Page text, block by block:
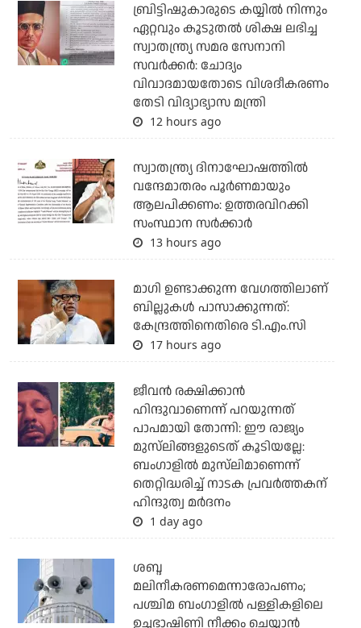
ബ്രിട്ടിഷുകാരുടെ കയ്യില്‍ നിന്നും
ഏറ്റവും കൂടുതല്‍ ശിക്ഷ ലഭിച്ച
സ്വാതന്ത്ര്യ സമര സേനാനി
സവര്‍ക്കര്‍: ചോദ്യം
വിവാദമായതോടെ വിശദീകരണം
തേടി വിദ്യാഭ്യാസ മന്ത്രി
12 hours ago
സ്വാതന്ത്ര്യ ദിനാഘോഷത്തില്‍
വന്ദേമാതരം പൂര്‍ണമായും
ആലപിക്കണം: ഉത്തരവിറക്കി
സംസ്ഥാന സര്‍ക്കാര്‍
13 hours ago
മാഗി ഉണ്ടാക്കുന്ന വേഗത്തിലാണ്
ബില്ലുകള്‍ പാസാക്കുന്നത്:
കേന്ദ്രത്തിനെതിരെ ടി.എം.സി
17 hours ago
ജീവന്‍ രക്ഷിക്കാന്‍
ഹിന്ദുവാണെന്ന് പറയുന്നത്
പാപമായി തോന്നി: ഈ രാജ്യം
മുസ്‌ലിങ്ങളുടെത് കൂടിയല്ലേ:
ബംഗാളില്‍ മുസ്‌ലിമാണെന്ന്
തെറ്റിദ്ധരിച്ച് നാടക പ്രവര്‍ത്തകന്
ഹിന്ദുത്വ മര്‍ദനം
1 day ago
ശബ്ദ
മലിനീകരണമെന്നാരോപണം;
പശ്ചിമ ബംഗാളില്‍ പള്ളികളിലെ
ഉച്ചഭാഷിണി നീക്കം ചെയ്യാന്‍